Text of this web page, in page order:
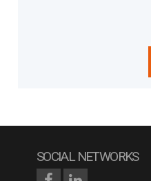
SOCIAL NETWORKS